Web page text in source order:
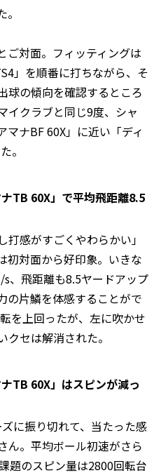
ご対面。フィッティングは
」を順番に打ちながら、そ
球の傾向を確認するところ
イクラブと同じ9度、シャ
マナBF 60X」に近い「ディ
。
ナTB 60X」で平均飛距離8.5
打感がすごくやわらかい」
初対面から好印象。いきな
、飛距離も8.5ヤードアップ
の片鱗を体感することがで
を上回ったが、左に吹かせ
セは解消された。
ナTB 60X」はスピンが減っ
ズに振り切れて、当たった感
ん。平均ボール初速がさら
題のスピン量は2800回転台